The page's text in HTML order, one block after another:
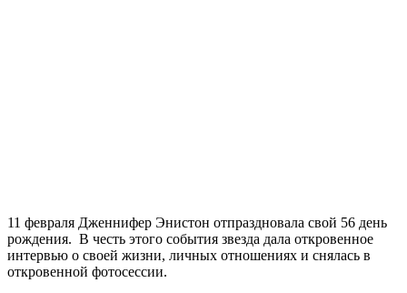
11 февраля Дженнифер Энистон отпраздновала свой 56 день
рождения. В честь этого события звезда дала откровенное
интервью о своей жизни, личных отношениях и снялась в
откровенной фотосессии.